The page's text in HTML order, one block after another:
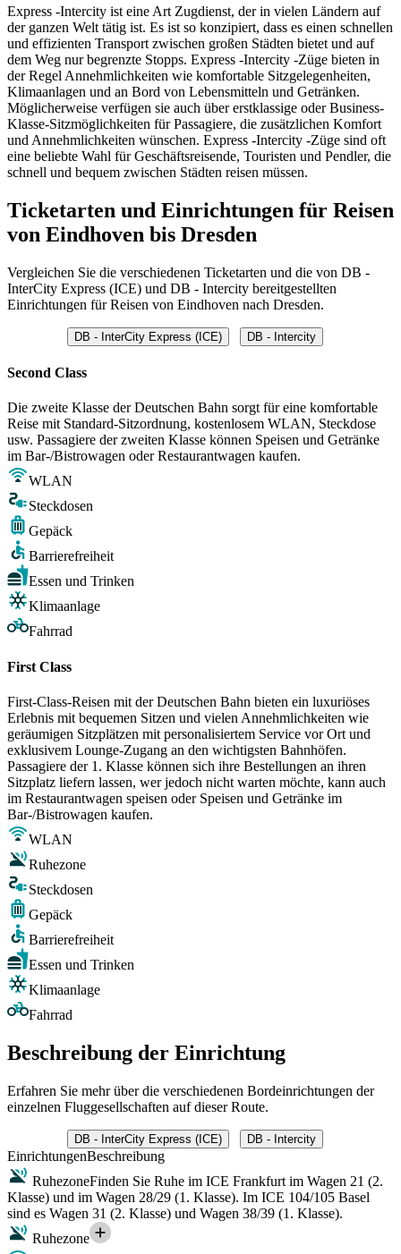
Express -Intercity ist eine Art Zugdienst, der in vielen Ländern auf
der ganzen Welt tätig ist. Es ist so konzipiert, dass es einen schnellen
und effizienten Transport zwischen großen Städten bietet und auf
dem Weg nur begrenzte Stopps. Express -Intercity -Züge bieten in
der Regel Annehmlichkeiten wie komfortable Sitzgelegenheiten,
Klimaanlagen und an Bord von Lebensmitteln und Getränken.
Möglicherweise verfügen sie auch über erstklassige oder Business-
Klasse-Sitzmöglichkeiten für Passagiere, die zusätzlichen Komfort
und Annehmlichkeiten wünschen. Express -Intercity -Züge sind oft
eine beliebte Wahl für Geschäftsreisende, Touristen und Pendler, die
schnell und bequem zwischen Städten reisen müssen.
Ticketarten und Einrichtungen für Reisen
von Eindhoven bis Dresden
Vergleichen Sie die verschiedenen Ticketarten und die von DB -
InterCity Express (ICE) und DB - Intercity bereitgestellten
Einrichtungen für Reisen von Eindhoven nach Dresden.
DB - InterCity Express (ICE) DB - Intercity
Second Class
Die zweite Klasse der Deutschen Bahn sorgt für eine komfortable
Reise mit Standard-Sitzordnung, kostenlosem WLAN, Steckdose
usw. Passagiere der zweiten Klasse können Speisen und Getränke
im Bar-/Bistrowagen oder Restaurantwagen kaufen.
WLAN
Steckdosen
Gepäck
Barrierefreiheit
Essen und Trinken
Klimaanlage
Fahrrad
First Class
First-Class-Reisen mit der Deutschen Bahn bieten ein luxuriöses
Erlebnis mit bequemen Sitzen und vielen Annehmlichkeiten wie
geräumigen Sitzplätzen mit personalisiertem Service vor Ort und
exklusivem Lounge-Zugang an den wichtigsten Bahnhöfen.
Passagiere der 1. Klasse können sich ihre Bestellungen an ihren
Sitzplatz liefern lassen, wer jedoch nicht warten möchte, kann auch
im Restaurantwagen speisen oder Speisen und Getränke im
Bar-/Bistrowagen kaufen.
WLAN
Ruhezone
Steckdosen
Gepäck
Barrierefreiheit
Essen und Trinken
Klimaanlage
Fahrrad
Beschreibung der Einrichtung
Erfahren Sie mehr über die verschiedenen Bordeinrichtungen der
einzelnen Fluggesellschaften auf dieser Route.
DB - InterCity Express (ICE) DB - Intercity
EinrichtungenBeschreibung
RuhezoneFinden Sie Ruhe im ICE Frankfurt im Wagen 21 (2.
Klasse) und im Wagen 28/29 (1. Klasse). Im ICE 104/105 Basel
sind es Wagen 31 (2. Klasse) und Wagen 38/39 (1. Klasse).
Ruhezone